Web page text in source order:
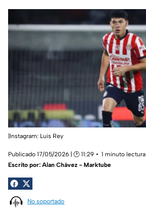
|Instagram: Luis Rey
Publicado 17/05/2026 | 🕑 11:29
1 minuto lectura
Escrito por: Alan Chávez - Marktube
No soportado